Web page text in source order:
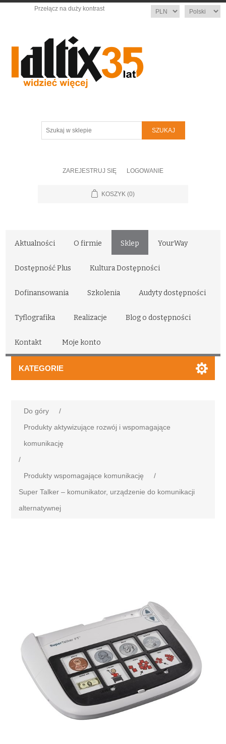
Język
Waluta
Przełącz na duży kontrast
sklepie
ZAREJESTRUJ SIĘ LOGOWANIE
KOSZYK (0)
Aktualności O firmie Sklep YourWay
Dostępność Plus Kultura Dostępności
Dofinansowania Szkolenia Audyty dostępności
Tyflografika Realizacje Blog o dostępności
Kontakt Moje konto
KATEGORIE
Do góry
/
Produkty aktywizujące rozwój i wspomagające
komunikację
/
Produkty wspomagające komunikację
/
Super Talker – komunikator, urządzenie do komunikacji
alternatywnej